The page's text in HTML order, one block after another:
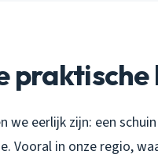
praktische
we eerlijk zijn: een
Vooral in onze regio,